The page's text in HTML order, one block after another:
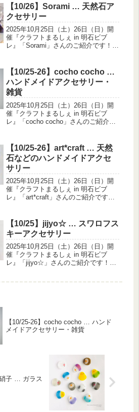
段使いできる硝子アクセサリーや小鳥
さんの硝子雑貨を中心に制作...
【10/26】Sorami … 天然石ア
クセサリー
2025年10月25日（土）26日（日）開
催『クラフトまるしぇ in 明石ビブ
レ』「Sorami」さんのご紹介です！天
入れ輝かせてくれる” 天然石やUVレジ
ンを使って...
【10/25-26】cocho cocho …
ハンドメイドアクセサリー・
雑貨
2025年10月25日（土）26日（日）開
催『クラフトまるしぇ in 明石ビブ
レ』「cocho cocho」さんのご紹介で
ェコビーズを組み合わせた、イヤーカ
フ、ピアス、雑貨...
【10/25-26】art*craft … 天然
石などのハンドメイドアクセ
サリー
2025年10月25日（土）26日（日）開
催『クラフトまるしぇ in 明石ビブ
レ』「art*craft」さんのご紹介です！
作りした美しい輝きの天然石アクセサ
リーや、鉱物の結...
【10/25】jijyo☆ … スワロフス
キーアクセサリー
2025年10月25日（土）26日（日）開
催『クラフトまるしぇ in 明石ビブ
レ』「jijyo☆」さんのご紹介です！ス
【10/25-26】cocho cocho … ハンド
メイドアクセサリー・雑貨
硝子 … ガラス